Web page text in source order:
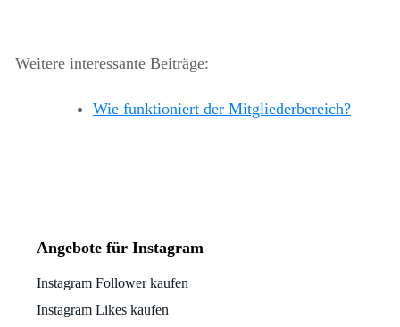
Weitere interessante Beiträge:
Wie funktioniert der Mitgliederbereich?
Angebote für Instagram
Instagram Follower kaufen
Instagram Likes kaufen